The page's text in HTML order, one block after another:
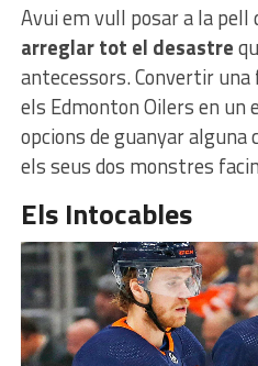
Avui em vull posar a la pell
arreglar tot el desastre
antecessors. Convertir
els Edmonton Oilers en un
opcions de guanyar alguna
els seus dos monstres
Els Intocables